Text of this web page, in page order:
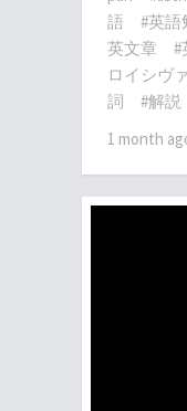
語
#英語
英文章
#
ロイシヴ
詞
#解説
1 month